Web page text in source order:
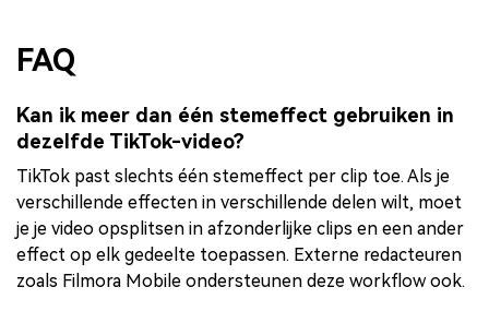
FAQ
Kan ik meer dan één stemeffect gebruiken in
dezelfde TikTok-video?
TikTok past slechts één stemeffect per clip toe. Als je
verschillende effecten in verschillende delen wilt, moet
je je video opsplitsen in afzonderlijke clips en een ander
effect op elk gedeelte toepassen. Externe redacteuren
zoals Filmora Mobile ondersteunen deze workflow ook.